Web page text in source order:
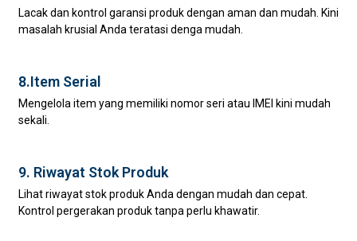
Lacak dan kontrol garansi produk dengan aman dan mudah. Kini
masalah krusial Anda teratasi denga mudah.
8.Item Serial
Mengelola item yang memiliki nomor seri atau IMEI kini mudah
sekali.
9. Riwayat Stok Produk
Lihat riwayat stok produk Anda dengan mudah dan cepat.
Kontrol pergerakan produk tanpa perlu khawatir.